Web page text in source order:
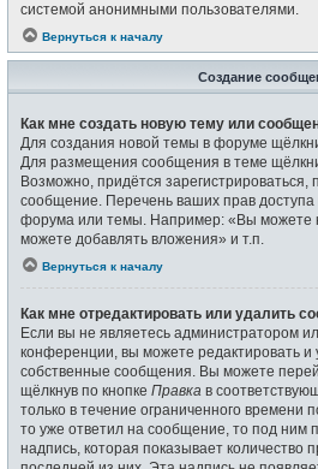
системой анонимными пользователями.
Вернуться к началу
Создание
Как мне создать новую тему или
Для создания новой темы в форуме
Для размещения сообщения в теме
Возможно, придётся зарегистрироваться,
сообщение. Перечень ваших прав доступа
форума или темы. Например: «Вы можете
можете добавлять вложения» и т.п.
Вернуться к началу
Как мне отредактировать или удалить
Если вы не являетесь администратором
конференции, вы можете редактировать и
собственные сообщения. Вы можете
щёлкнув по кнопке Правка в
только в течение ограниченного времени
то уже ответил на сообщение, то под ним
надпись, которая показывает количество